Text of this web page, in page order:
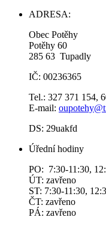
ADRESA:
Obec Potěhy
Potěhy 60
285 63 Tupadly
IČ: 00236365
Tel.: 327 371 154,
E-mail:
DS: 29uakfd
Úřední hodiny
PO: 7:30-11:30,
ÚT: zavřeno
ST: 7:30-11:30,
ČT: zavřeno
PÁ: zavřeno